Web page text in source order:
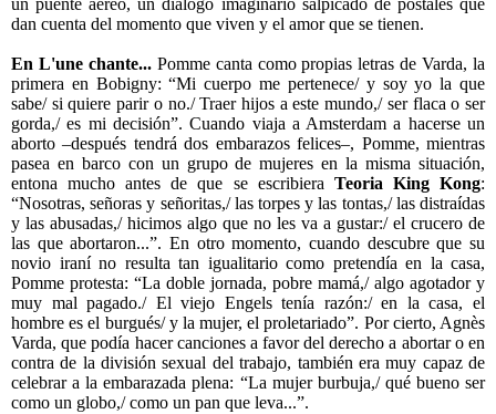
un puente aéreo, un diálogo imaginario salpicado de postales que
dan cuenta del momento que viven y el amor que se tienen.
En L'une chante... Pomme canta como propias letras de Varda, la
primera en Bobigny: “Mi cuerpo me pertenece/ y soy yo la que
sabe/ si quiere parir o no./ Traer hijos a este mundo,/ ser flaca o ser
gorda,/ es mi decisión”. Cuando viaja a Amsterdam a hacerse un
aborto –después tendrá dos embarazos felices–, Pomme, mientras
pasea en barco con un grupo de mujeres en la misma situación,
entona mucho antes de que se escribieraTeoria King Kong:
“Nosotras, señoras y señoritas,/ las torpes y las tontas,/ las distraídas
y las abusadas,/ hicimos algo que no les va a gustar:/ el crucero de
las que abortaron...”. En otro momento, cuando descubre que su
novio iraní no resulta tan igualitario como pretendía en la casa,
Pomme protesta: “La doble jornada, pobre mamá,/ algo agotador y
muy mal pagado./ El viejo Engels tenía razón:/ en la casa, el
hombre es el burgués/ y la mujer, el proletariado”. Por cierto, Agnès
Varda, que podía hacer canciones a favor del derecho a abortar o en
contra de la división sexual del trabajo, también era muy capaz de
celebrar a la embarazada plena: “La mujer burbuja,/ qué bueno ser
como un globo,/ como un pan que leva...”.